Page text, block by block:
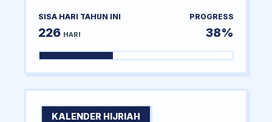
SISA HARI TAHUN INI
226 HARI
PROGRESS
38%
KALENDER HIJRIAH